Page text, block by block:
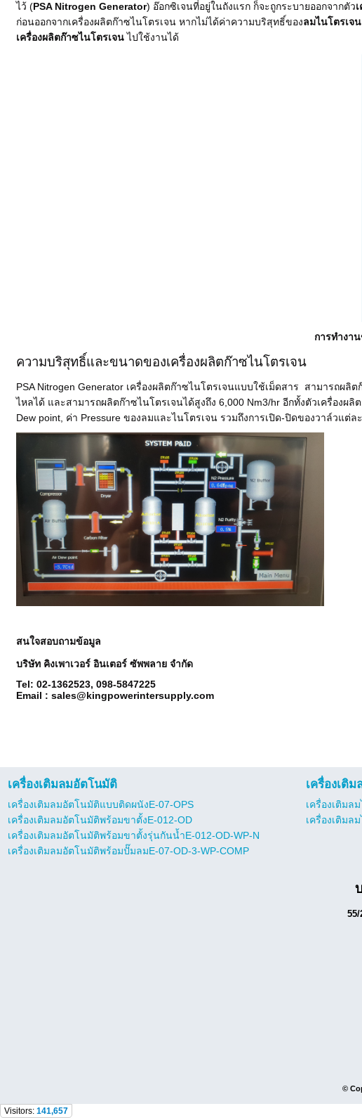
ไว้ (PSA Nitrogen Generator) อ๊อกซิเจนที่อยู่ในถังแรก ก็จะถูกระบายออกจากตัว
ก่อนออกจากเครื่องผลิตก๊าซไนโตรเจน หากไม่ได้ค่าความบริสุทธิ์ของลมไนโตรเจน
เครื่องผลิตก๊าซไนโตรเจนไปใช้งานได้
การทำงา
ความบริสุทธิ์และขนาดของเครื่องผลิตก๊าซไนโตรเจน
PSA Nitrogen Generator เครื่องผลิตก๊าซไนโตรเจนแบบใช้เม็ดสาร สามารถผ
ไหลได้ และสามารถผลิตก๊าซไนโตรเจนได้สูงถึง 6,000 Nm3/hr อีกทั้งตัวเครื่อง
Dew point, ค่า Pressure ของลมและไนโตรเจน รวมถึงการเปิด-ปิดของวาล์วแต่
สนใจสอบถามข้อมูล
บริษัท คิงเพาเวอร์ อินเตอร์ ซัพพลาย จำกัด
Tel: 02-1362523, 098-5847225
Email : sales@kingpowerintersupply.com
เครื่องเติมลมอัตโนมัติ
เครื่องเติมลมอัตโนมัติแบบติดผนังE-07-OPS
เครื่องเติมลมอัตโนมัติพร้อมขาตั้งE-012-OD
เครื่องเติมลมอัตโนมัติพร้อมขาตั้งรุ่นกันน้ำE-012-OD-WP-N
เครื่องเติมลมอัตโนมัติพร้อมปั๊มลมE-07-OD-3-WP-COMP
เครื่องเติม
เครื่องเติมล
เครื่องเติมล
©
Visitors: 141,657